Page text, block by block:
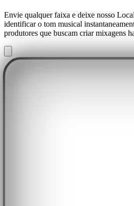
Envie qualquer faixa e deixe nosso
identificar o tom musical
produtores que buscam criar mixagens